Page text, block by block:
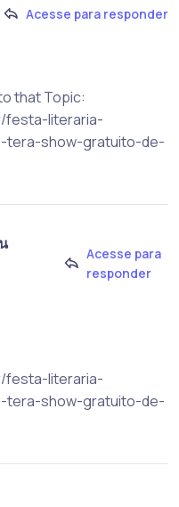
Acesse para responder
that Topic:
festa-literaria-
tera-show-gratuito-de-
Acesse para
responder
festa-literaria-
tera-show-gratuito-de-